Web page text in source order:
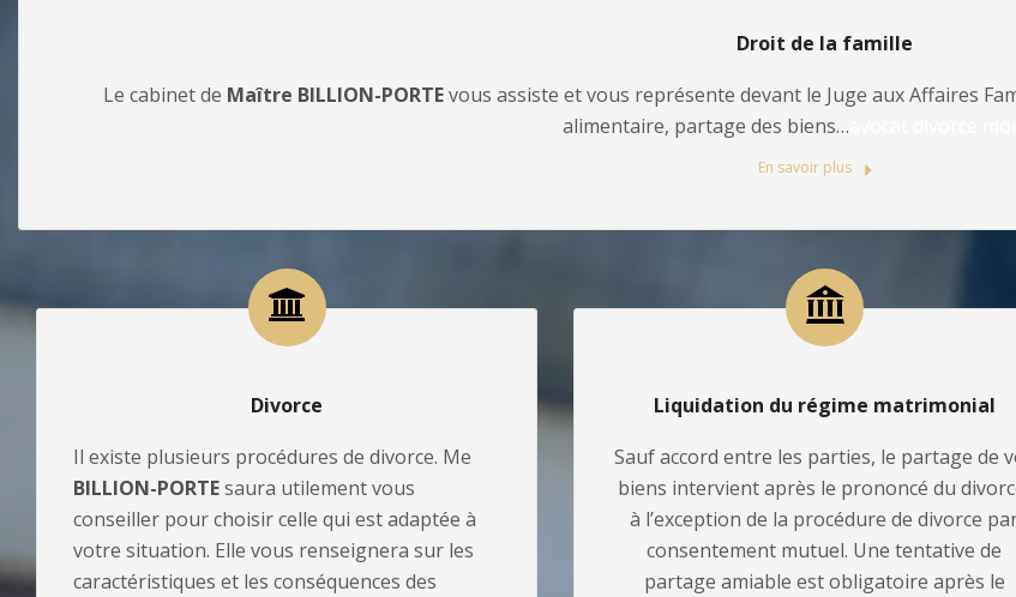
Droit de la famille
Le cabinet de Maître BILLION-PORTEvous assiste et vous représente devant le Juge aux Affaires
alimentaire, partage des biens…
En savoir plus
Divorce
Il existe plusieurs procédures de divorce. Me
BILLION-PORTEsaura utilement vous
conseiller pour choisir celle qui est adaptée à
votre situation. Elle vous renseignera sur les
caractéristiques et les conséquences des
Liquidation du régime matrimonial
Sauf accord entre les parties, le partage de
biens intervient après le prononcé du
à l’exception de la procédure de divorce
consentement mutuel. Une tentative de
partage amiable est obligatoire après le